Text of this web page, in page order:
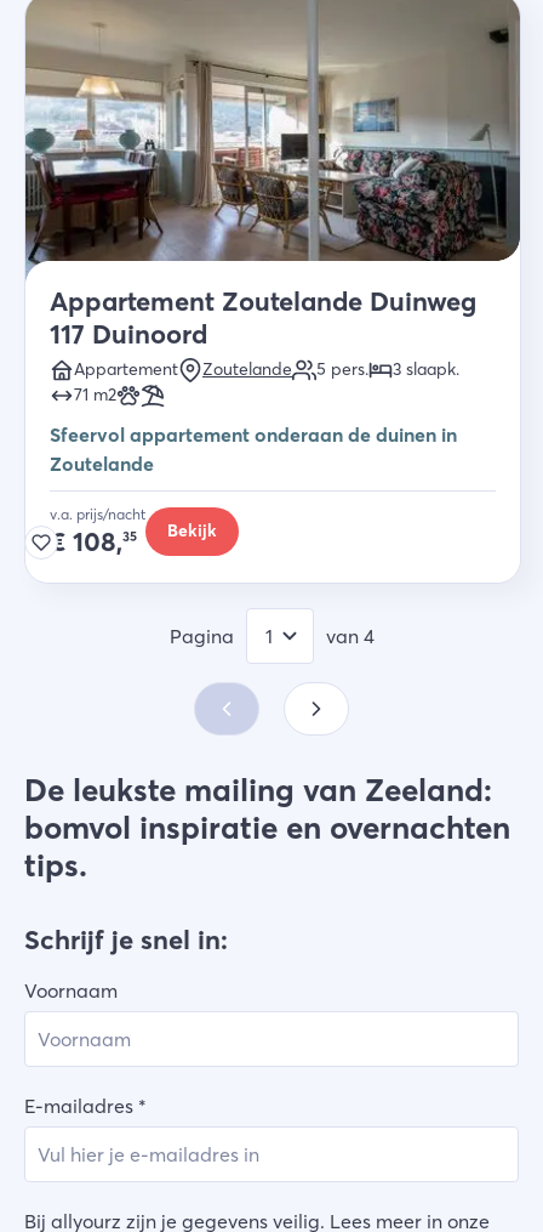
Appartement Zoutelande Duinweg
117 Duinoord
Appartement Zoutelande 5 pers. 3 slaapk.
71 m2
Sfeervol appartement onderaan de duinen in
Zoutelande
v.a. prijs/nacht
€ 108,35 Bekijk
Pagina van 4
De leukste mailing van Zeeland:
bomvol inspiratie en overnachten
tips.
Schrijf je snel in:
Voornaam
E-mailadres *
Bij allyourz zijn je gegevens veilig. Lees meer in onze